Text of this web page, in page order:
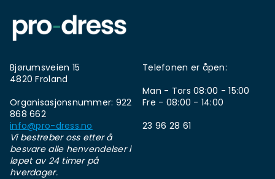
Bjørumsveien 15
4820 Froland
Organisasjonsnummer: 922
868 662
info@pro-dress.no
Vi bestreber oss etter å
besvare alle henvendelser i
løpet av 24 timer på
hverdager.
Telefonen er åpen:
Man - Tors 08:00 - 15:00
Fre - 08:00 - 14:00
23 96 28 61